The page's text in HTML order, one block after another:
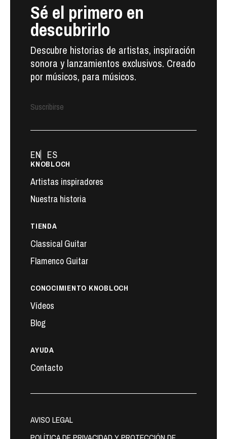
Sé el primero en
descubrirlo
Descubre historias de artistas, inspiración
sonora y lanzamientos exclusivos. Creado
por músicos, para músicos.
Suscribirse
KNOBLOCH
Artistas inspiradores
Nuestra historia
TIENDA
Classical Guitar
Flamenco Guitar
CONOCIMIENTO KNOBLOCH
Vídeos
Blog
AYUDA
Contacto
EN ES
AVISO LEGAL